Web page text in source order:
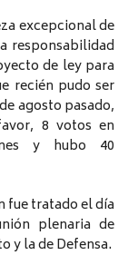
excepcional de
responsabilidad
de ley para
recién pudo ser
agosto pasado,
8 votos en
y hubo 40
fue tratado el día
plenaria de
y la de Defensa.